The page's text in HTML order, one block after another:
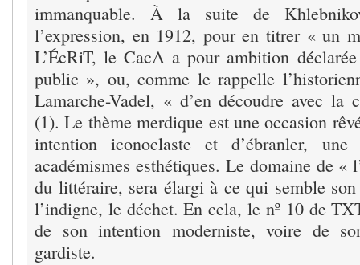
immanquable. À la suite de
l’expression, en 1912, pour en titrer « un
L’ÉcRiT, le CacA a pour ambition
public », ou, comme le rappelle
Lamarche-Vadel, « d’en découdre avec la
(1). Le thème merdique est une occasion
intention iconoclaste et d’ébranler,
académismes esthétiques. Le domaine de «
du littéraire, sera élargi à ce qui semble
l’indigne, le déchet. En cela, le nº 10 de
de son intention moderniste, voire de
gardiste.